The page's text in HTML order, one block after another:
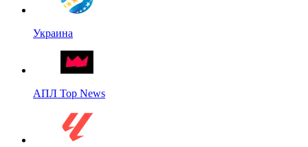
Украина
АПЛ Top News